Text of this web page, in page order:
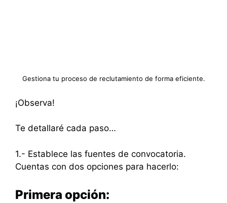
Gestiona tu proceso de reclutamiento de forma eficiente.
¡Observa!
Te detallaré cada paso…
1.- Establece las fuentes de convocatoria.
Cuentas con dos opciones para hacerlo:
Primera opción: